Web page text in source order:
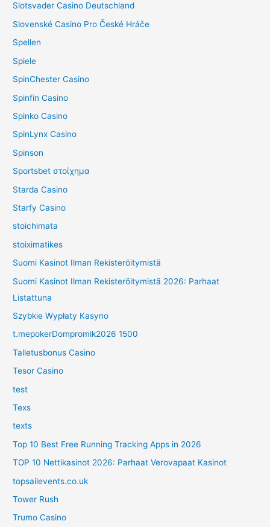
Slotsvader Casino Deutschland
Slovenské Casino Pro České Hráče
Spellen
Spiele
SpinChester Casino
Spinfin Casino
Spinko Casino
SpinLynx Casino
Spinson
Sportsbet στοίχημα
Starda Casino
Starfy Casino
stoichimata
stoiximatikes
Suomi Kasinot Ilman Rekisteröitymistä
Suomi Kasinot Ilman Rekisteröitymistä 2026: Parhaat
Listattuna
Szybkie Wypłaty Kasyno
t.mepokerDompromik2026 1500
Talletusbonus Casino
Tesor Casino
test
Texs
texts
Top 10 Best Free Running Tracking Apps in 2026
TOP 10 Nettikasinot 2026: Parhaat Verovapaat Kasinot
topsailevents.co.uk
Tower Rush
Trumo Casino